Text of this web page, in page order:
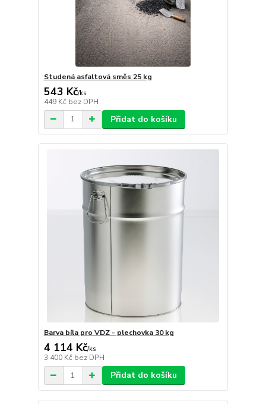
Studená asfaltová směs 25 kg
543 Kč/ks
449 Kč bez DPH
Přidat do košíku
Barva bíla pro VDZ - plechovka 30 kg
4 114 Kč/ks
3 400 Kč bez DPH
Přidat do košíku